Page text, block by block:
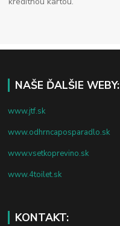
NAŠE ĎALŠIE WEBY:
www.jtf.sk
www.odhrncaposparadlo.sk
www.vsetkoprevino.sk
www.4toilet.sk
KONTAKT: